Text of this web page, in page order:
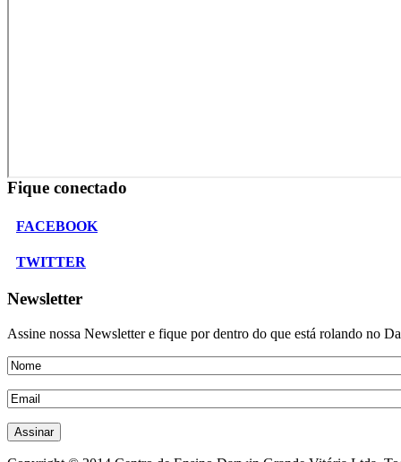
Fique conectado
FACEBOOK
TWITTER
Newsletter
Assine nossa Newsletter e fique por dentro do que está rolando no